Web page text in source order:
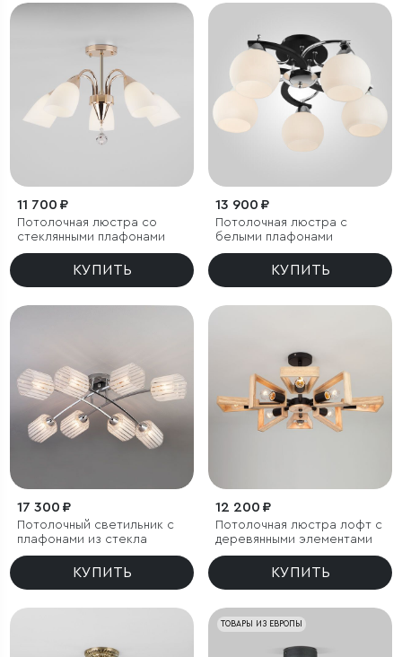
11 700 ₽
Потолочная люстра со
стеклянными плафонами
КУПИТЬ
13 900 ₽
Потолочная люстра с
белыми плафонами
КУПИТЬ
17 300 ₽
Потолочный светильник с
плафонами из стекла
КУПИТЬ
12 200 ₽
Потолочная люстра лофт с
деревянными элементами
КУПИТЬ
ТОВАРЫ ИЗ ЕВРОПЫ